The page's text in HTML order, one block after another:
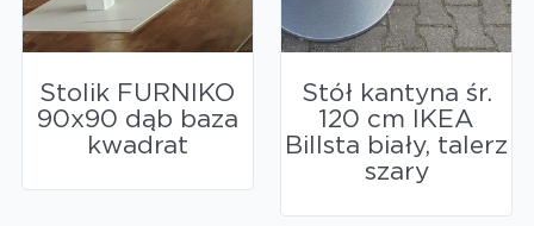
Stolik FURNIKO
90x90 dąb baza
kwadrat
Stół kantyna śr.
120 cm IKEA
Billsta biały, talerz
szary